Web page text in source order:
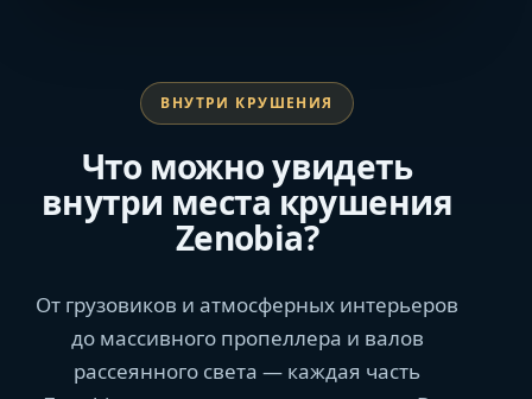
ВНУТРИ КРУШЕНИЯ
Что можно увидеть
внутри места крушения
Zenobia?
От грузовиков и атмосферных интерьеров
до массивного пропеллера и валов
рассеянного света — каждая часть